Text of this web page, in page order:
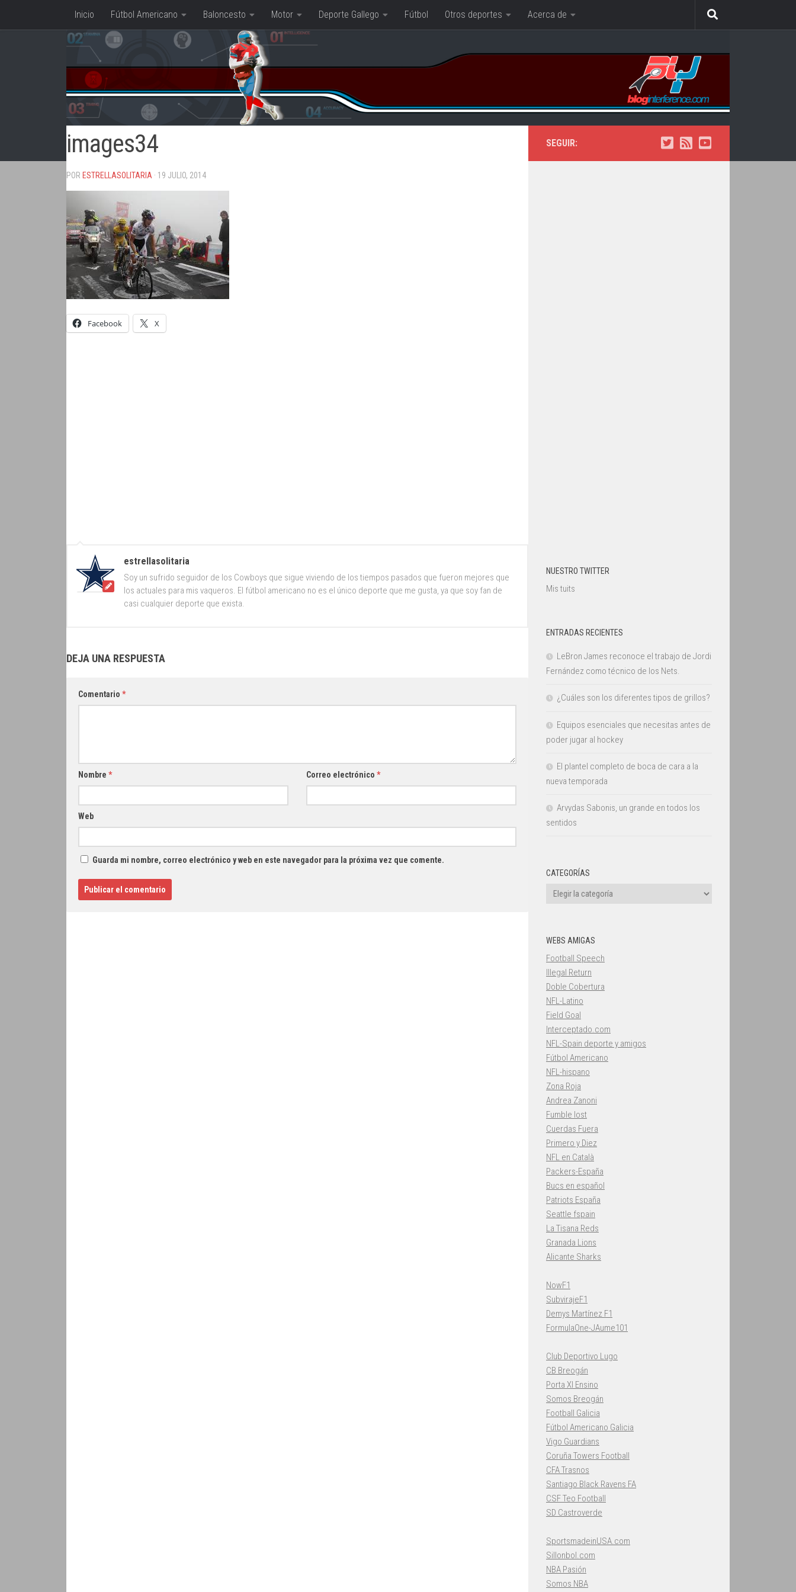
Saltar al contenido
Inicio Fútbol Americano Baloncesto Motor Deporte Gallego Fútbol Otros deportes Acerca de
images34
POR ESTRELLASOLITARIA · 19 JULIO, 2014
Facebook X
estrellasolitaria
Soy un sufrido seguidor de los Cowboys que sigue viviendo de los tiempos pasados que fueron mejores que
los actuales para mis vaqueros. El fútbol americano no es el único deporte que me gusta, ya que soy fan de
casi cualquier deporte que exista.
DEJA UNA RESPUESTA
Comentario *
Nombre * Correo electrónico *
Web
Guarda mi nombre, correo electrónico y web en este navegador para la próxima vez que comente.
SEGUIR:
NUESTRO TWITTER
Mis tuits
ENTRADAS RECIENTES
LeBron James reconoce el trabajo de Jordi
Fernández como técnico de los Nets.
¿Cuáles son los diferentes tipos de grillos?
Equipos esenciales que necesitas antes de
poder jugar al hockey
El plantel completo de boca de cara a la
nueva temporada
Arvydas Sabonis, un grande en todos los
sentidos
CATEGORÍAS
Categorías
WEBS AMIGAS
Football Speech
Illegal Return
Doble Cobertura
NFL-Latino
Field Goal
Interceptado.com
NFL-Spain deporte y amigos
Fútbol Americano
NFL-hispano
Zona Roja
Andrea Zanoni
Fumble lost
Cuerdas Fuera
Primero y Diez
NFL en Català
Packers-España
Bucs en español
Patriots España
Seattle fspain
La Tisana Reds
Granada Lions
Alicante Sharks
NowF1
SubvirajeF1
Demys Martínez F1
FormulaOne-JAume101
Club Deportivo Lugo
CB Breogán
Porta XI Ensino
Somos Breogán
Football Galicia
Fútbol Americano Galicia
Vigo Guardians
Coruña Towers Football
CFA Trasnos
Santiago Black Ravens FA
CSF Teo Football
SD Castroverde
SportsmadeinUSA.com
Sillonbol.com
NBA Pasión
Somos NBA